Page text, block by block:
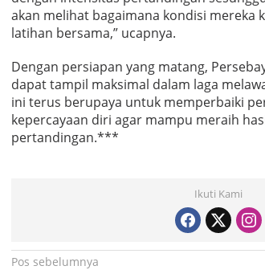
akan melihat bagaimana kondisi mereka
latihan bersama,” ucapnya.
Dengan persiapan yang matang,
dapat tampil maksimal dalam laga
ini terus berupaya untuk memperbaiki
kepercayaan diri agar mampu meraih
pertandingan.***
Ikuti Kami
Pos sebelumnya